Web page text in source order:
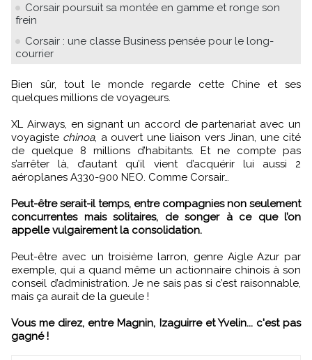
Corsair poursuit sa montée en gamme et ronge son
frein
Corsair : une classe Business pensée pour le long-
courrier
Bien sûr, tout le monde regarde cette Chine et ses
quelques millions de voyageurs.
XL Airways, en signant un accord de partenariat avec un
voyagiste chinoa, a ouvert une liaison vers Jinan, une cité
de quelque 8 millions d’habitants. Et ne compte pas
s’arrêter là, d’autant qu’il vient d’acquérir lui aussi 2
aéroplanes A330-900 NEO. Comme Corsair…
Peut-être serait-il temps, entre compagnies non seulement
concurrentes mais solitaires, de songer à ce que l’on
appelle vulgairement la consolidation.
Peut-être avec un troisième larron, genre Aigle Azur par
exemple, qui a quand même un actionnaire chinois à son
conseil d’administration. Je ne sais pas si c’est raisonnable,
mais ça aurait de la gueule !
Vous me direz, entre Magnin, Izaguirre et Yvelin... c'est pas
gagné !